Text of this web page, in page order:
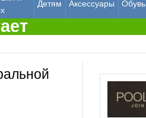
Детям Аксессуары Обувь